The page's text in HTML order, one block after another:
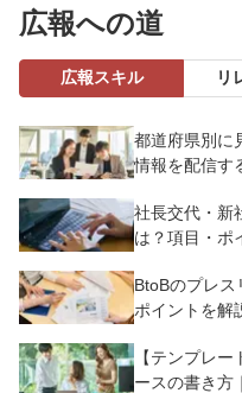
広報への道
広報スキル リ
都道府県別に
情報を配信す
社長交代・新
は？項目・ポ
BtoBのプレス
ポイントを解
【テンプレー
ースの書き方